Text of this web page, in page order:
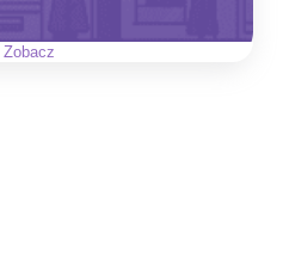
Zobacz